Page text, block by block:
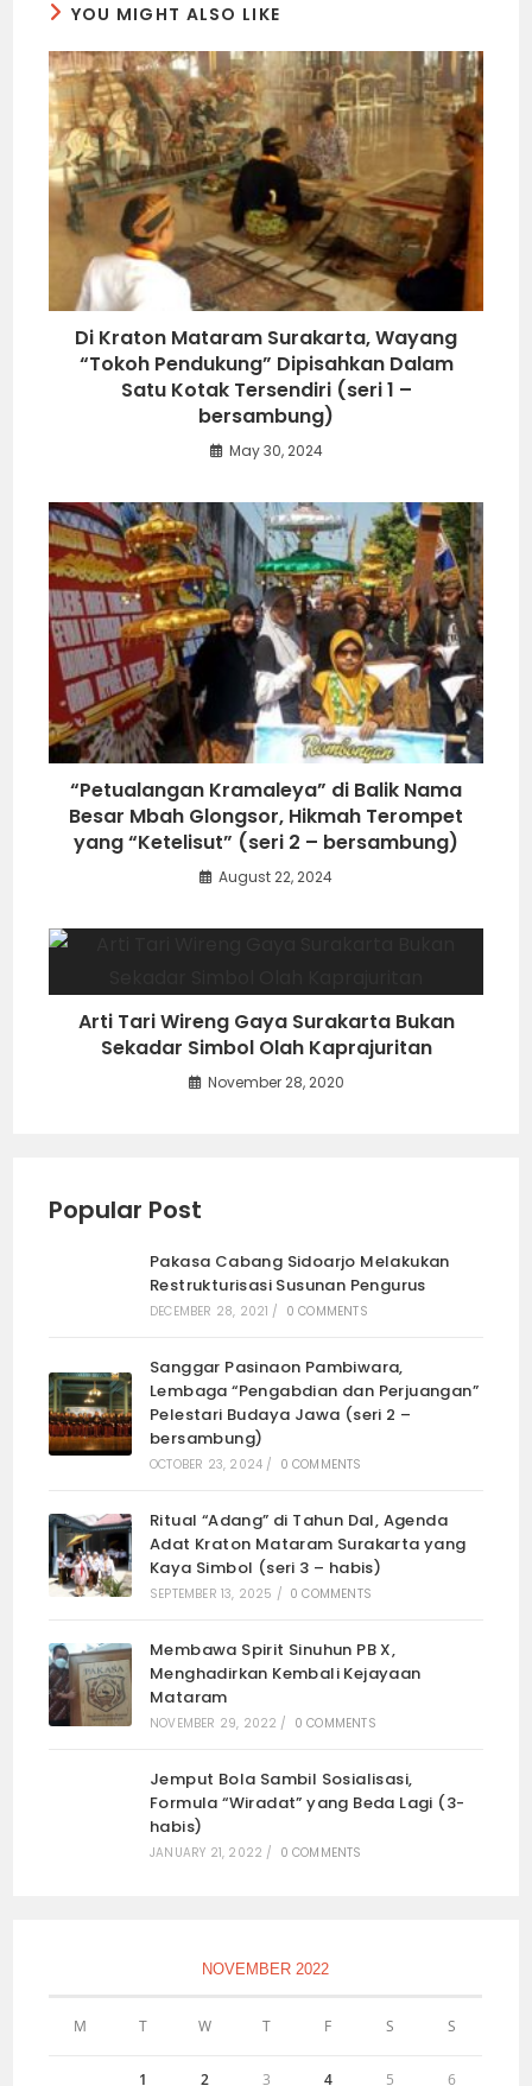
YOU MIGHT ALSO LIKE
Di Kraton Mataram Surakarta, Wayang
“Tokoh Pendukung” Dipisahkan Dalam
Satu Kotak Tersendiri (seri 1 –
bersambung)
May 30, 2024
“Petualangan Kramaleya” di Balik Nama
Besar Mbah Glongsor, Hikmah Terompet
yang “Ketelisut” (seri 2 – bersambung)
August 22, 2024
Arti Tari Wireng Gaya Surakarta Bukan
Sekadar Simbol Olah Kaprajuritan
November 28, 2020
Popular Post
Pakasa Cabang Sidoarjo Melakukan
Restrukturisasi Susunan Pengurus
DECEMBER 28, 2021 / 0 COMMENTS
Sanggar Pasinaon Pambiwara,
Lembaga “Pengabdian dan Perjuangan”
Pelestari Budaya Jawa (seri 2 –
bersambung)
OCTOBER 23, 2024 / 0 COMMENTS
Ritual “Adang” di Tahun Dal, Agenda
Adat Kraton Mataram Surakarta yang
Kaya Simbol (seri 3 – habis)
SEPTEMBER 13, 2025 / 0 COMMENTS
Membawa Spirit Sinuhun PB X,
Menghadirkan Kembali Kejayaan
Mataram
NOVEMBER 29, 2022 / 0 COMMENTS
Jemput Bola Sambil Sosialisasi,
Formula “Wiradat” yang Beda Lagi (3-
habis)
JANUARY 21, 2022 / 0 COMMENTS
NOVEMBER 2022
M T W T F S S
1 2 3 4 5 6